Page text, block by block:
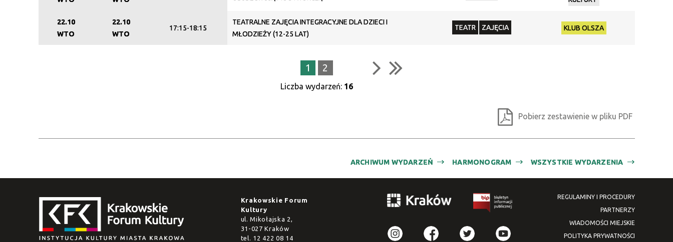
22.10
WTO
22.10
WTO
17:15-18:15
TEATRALNE ZAJĘCIA INTEGRACYJNE DLA DZIECI I
MŁODZIEŻY (12-25 LAT)
TEATR ZAJĘCIA KLUB OLSZA
1 2
Liczba wydarzeń: 16
Pobierz zestawienie w pliku PDF
WSZYSTKIE WYDARZENIA
HARMONOGRAM
ARCHIWUM WYDARZEŃ
Krakowskie Forum
Kultury
ul. Mikołajska 2,
31-027 Kraków
tel. 12 422 08 14
REGULAMINY I PROCEDURY
PARTNERZY
WIADOMOŚCI MIEJSKIE
POLITYKA PRYWATNOŚCI